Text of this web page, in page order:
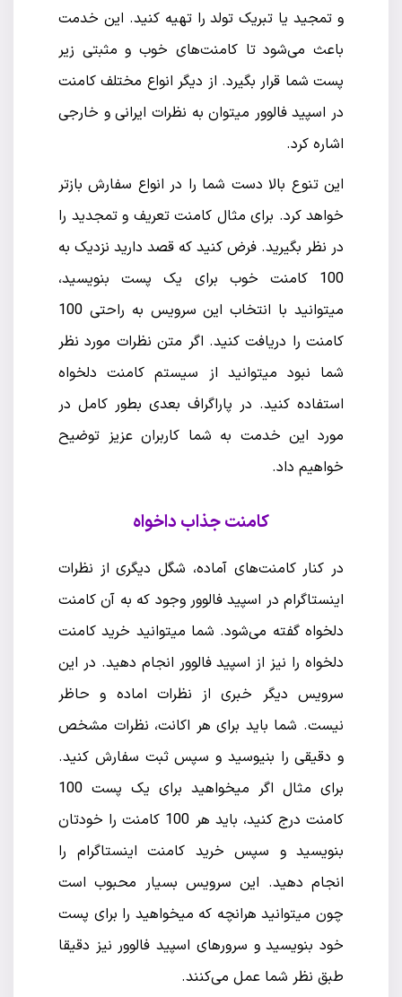
و تمجید یا تبریک تولد را تهیه کنید. این خدمت
باعث می‌شود تا کامنت‌های خوب و مثبتی زیر
پست شما قرار بگیرد. از دیگر انواع مختلف کامنت
در اسپید فالوور میتوان به نظرات ایرانی و خارجی
اشاره کرد.
این تنوع بالا دست شما را در انواع سفارش بازتر
خواهد کرد. برای مثال کامنت تعریف و تمجدید را
در نظر بگیرید. فرض کنید که قصد دارید نزدیک به
100 کامنت خوب برای یک پست بنویسید،
میتوانید با انتخاب این سرویس به راحتی 100
کامنت را دریافت کنید. اگر متن نظرات مورد نظر
شما نبود میتوانید از سیستم کامنت دلخواه
استفاده کنید. در پاراگراف بعدی بطور کامل در
مورد این خدمت به شما کاربران عزیز توضیح
خواهیم داد.
کامنت جذاب داخواه
در کنار کامنت‌های آماده، شگل دیگری از نظرات
اینستاگرام در اسپید فالوور وجود که به آن کامنت
دلخواه گفته می‌شود. شما میتوانید خرید کامنت
دلخواه را نیز از اسپید فالوور انجام دهید. در این
سرویس دیگر خبری از نظرات اماده و حاظر
نیست. شما باید برای هر اکانت، نظرات مشخص
و دقیقی را بنیوسید و سپس ثبت سفارش کنید.
برای مثال اگر میخواهید برای یک پست 100
کامنت درج کنید، باید هر 100 کامنت را خودتان
بنویسید و سپس خرید کامنت اینستاگرام را
انجام دهید. این سرویس بسیار محبوب است
چون میتوانید هرانچه که میخواهید را برای پست
خود بنویسید و سرورهای اسپید فالوور نیز دقیقا
طبق نظر شما عمل می‌کنند.